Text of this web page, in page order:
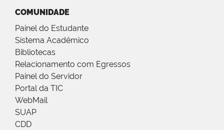
COMUNIDADE
Painel do Estudante
Sistema Acadêmico
Bibliotecas
Relacionamento com Egressos
Painel do Servidor
Portal da TIC
WebMail
SUAP
CDD